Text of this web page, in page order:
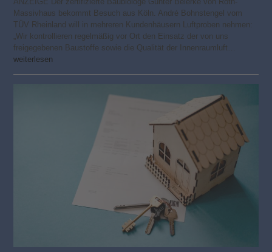
Massivhaus bekommt Besuch aus Köln. André Bohnstengel vom
TÜV Rheinland will in mehreren Kundenhäusern Luftproben nehmen:
„Wir kontrollieren regelmäßig vor Ort den Einsatz der von uns
freigegebenen Baustoffe sowie die Qualität der Innenraumluft…
weiterlesen